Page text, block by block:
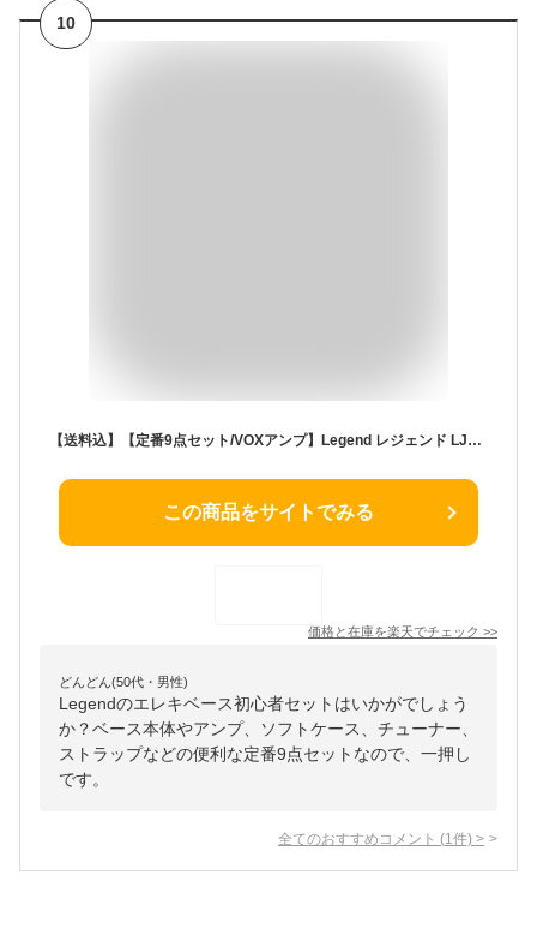
10
【送料込】【定番9点セット/VOXアンプ】Legend レジェンド LJB-Z B/BK(Black) ジャズベース エレキベース 初心者セット 入門セット
この商品をサイトでみる
価格と在庫を楽天でチェック >>
どんどん(50代・男性)
Legendのエレキベース初心者セットはいかがでしょう
か？ベース本体やアンプ、ソフトケース、チューナー、
ストラップなどの便利な定番9点セットなので、一押し
です。
全てのおすすめコメント (1 件) >